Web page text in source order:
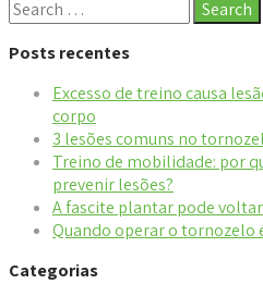
Posts recentes
Excesso de treino causa
corpo
3 lesões comuns no
Treino de mobilidade: por
prevenir lesões?
A fascite plantar pode
Quando operar o tornozelo
Categorias